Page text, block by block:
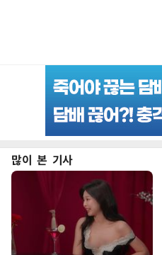
많이 본 기사